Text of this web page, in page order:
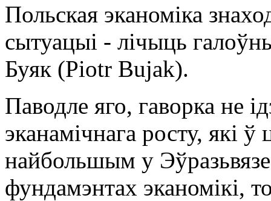
Польская эканоміка
сытуацыі - лічыць
Буяк (Piotr Bujak).
Паводле яго, гаворка не
эканамічнага росту, які
найбольшым у
фундамэнтах эканомікі,